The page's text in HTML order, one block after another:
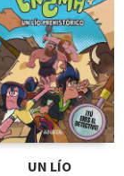
UN LÍO